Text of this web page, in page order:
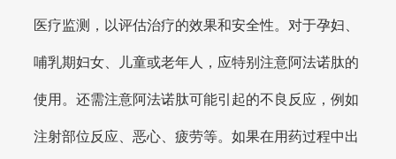
医疗监测，以评估治疗的效果和安全性。对于孕妇、
哺乳期妇女、儿童或老年人，应特别注意阿法诺肽的
使用。还需注意阿法诺肽可能引起的不良反应，例如
注射部位反应、恶心、疲劳等。如果在用药过程中出